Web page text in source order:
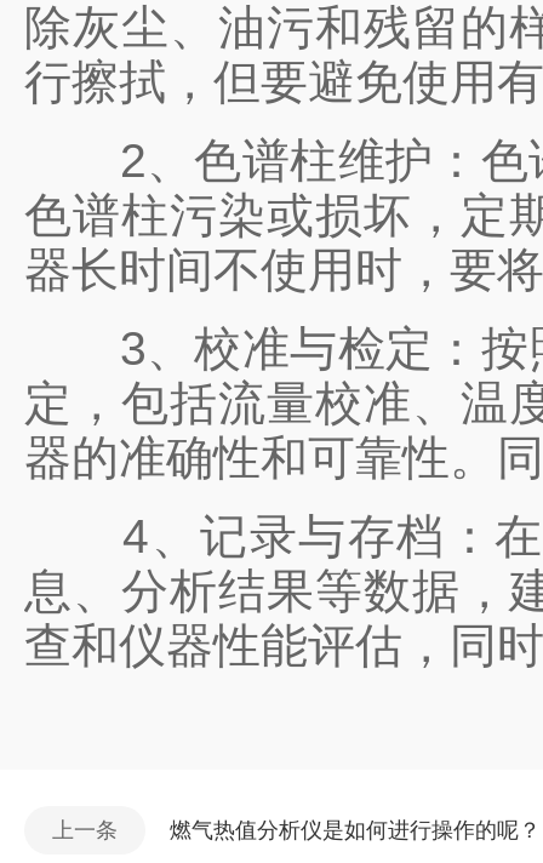
除灰尘、油污和残留的
行擦拭，但要避免使用
2、色谱柱维护：色
色谱柱污染或损坏，定
器长时间不使用时，要
3、校准与检定：按
定，包括流量校准、温
器的准确性和可靠性。
4、记录与存档：在
息、分析结果等数据，
查和仪器性能评估，同
上一条 燃气热值分析仪是如何进行操作的呢？